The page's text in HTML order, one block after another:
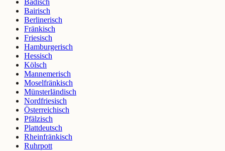
Bairisch
Berlinerisch
Fränkisch
Friesisch
Hamburgerisch
Hessisch
Kölsch
Mannemerisch
Moselfränkisch
Münsterländisch
Nordfriesisch
Österreichisch
Pfälzisch
Plattdeutsch
Rheinfränkisch
Ruhrpott